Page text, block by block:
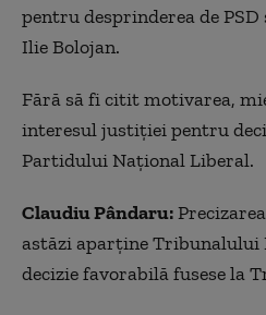
pentru desprinderea de
Ilie Bolojan.
Fără să fi citit motivarea,
interesul justiției pentru
Partidului Național Liberal.
Claudiu Pândaru:
astăzi aparține Tribunalului
decizie favorabilă fusese la